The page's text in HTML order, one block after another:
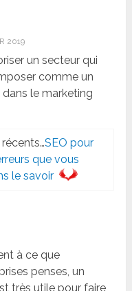
2019
un secteur qui
comme un
le marketing
SEO pour
que vous
le savoir
à ce que
penses, un
très utile pour faire